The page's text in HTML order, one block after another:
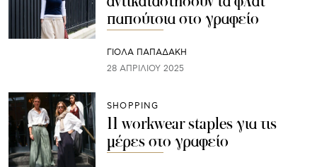
παπούτσια στο γραφείο
ΓΙΌΛΑ ΠΑΠΑΔΆΚΗ
28 ΑΠΡΙΛΊΟΥ 2025
SHOPPING
11 workwear staples για τις
μέρες στο γραφείο